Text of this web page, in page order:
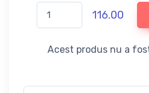
116.00
Acest produs nu a